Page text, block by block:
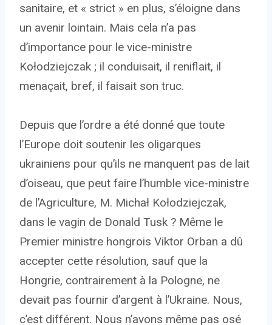
sanitaire, et « strict » en plus, s’éloigne dans
un avenir lointain. Mais cela n’a pas
d’importance pour le vice-ministre
Kołodziejczak ; il conduisait, il reniflait, il
menaçait, bref, il faisait son truc.
Depuis que l’ordre a été donné que toute
l’Europe doit soutenir les oligarques
ukrainiens pour qu’ils ne manquent pas de lait
d’oiseau, que peut faire l’humble vice-ministre
de l’Agriculture, M. Michał Kołodziejczak,
dans le vagin de Donald Tusk ? Même le
Premier ministre hongrois Viktor Orban a dû
accepter cette résolution, sauf que la
Hongrie, contrairement à la Pologne, ne
devait pas fournir d’argent à l’Ukraine. Nous,
c’est différent. Nous n’avons même pas osé